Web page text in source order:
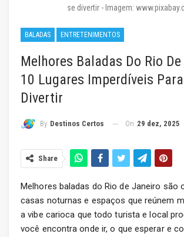
se divertir - Imagem:
BALADAS ENTRETENIMENTOS
Melhores Baladas Do Rio
10 Lugares Imperdíveis
Divertir
By Destinos Certos On 29 dez, 2025
Share
Melhores baladas do Rio de Janeiro são
casas noturnas e espaços que reúnem
a vibe carioca que todo turista e local
você encontra onde ir, o que esperar e